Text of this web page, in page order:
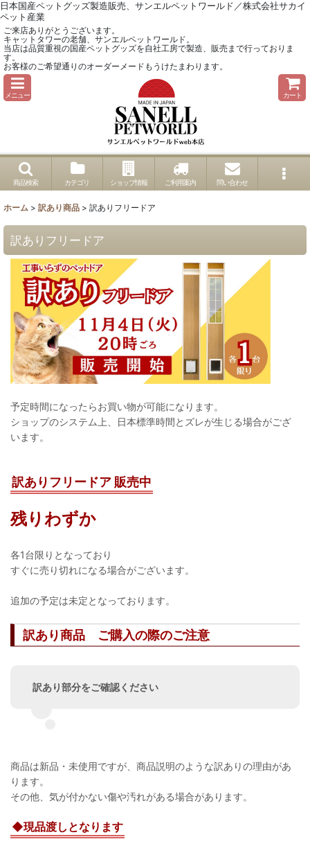
日本国産ペットグッズ製造販売、サンエルペットワールド／株式会社サカイ
ペット産業
ご来店ありがとうございます。
キャットタワーの老舗、サンエルペットワールド。
当店は品質重視の国産ペットグッズを自社工房で製造、販売まで行っておりま
す。
お客様のご希望通りのオーダーメードもうけたまわります。
メニュー カート
商品検索 カテゴリ ショップ情報 ご利用案内 問い合わせ
ホーム > 訳あり商品 > 訳ありフリードア
訳ありフリードア
予定時間になったらお買い物が可能になります。
ショップのシステム上、日本標準時間とズレが生じる場合がござ
います。
訳ありフリードア 販売中
残りわずか
各1台限りとなっており
すぐに売り切れになる場合がございます。
追加の予定は未定となっております。
訳あり商品 ご購入の際のご注意
訳あり部分をご確認ください
商品は新品・未使用ですが、商品説明のような訳ありの理由があ
ります。
その他、気が付かない傷や汚れがある場合があります。
◆現品渡しとなります